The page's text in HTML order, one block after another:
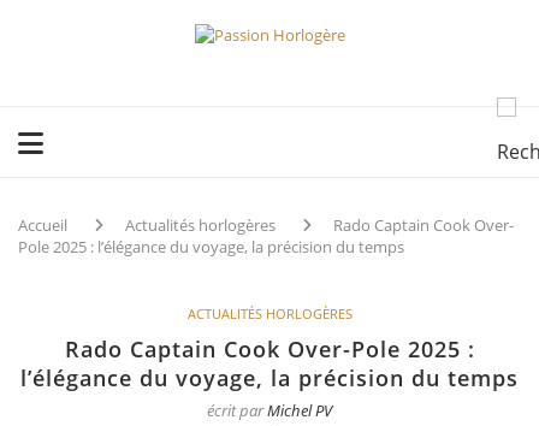
Accueil Actualités horlogères
Rado Captain Cook Over-
Pole 2025 : l’élégance du voyage, la précision du temps
ACTUALITÉS HORLOGÈRES
Rado Captain Cook Over-Pole 2025 :
l’élégance du voyage, la précision du temps
écrit parMichel PV